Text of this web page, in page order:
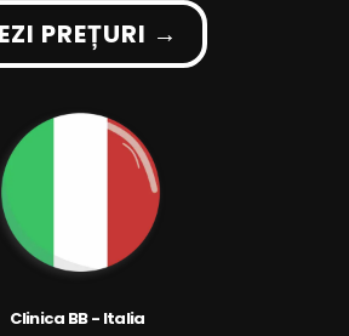
PREȚURI →
Clinica BB - Italia